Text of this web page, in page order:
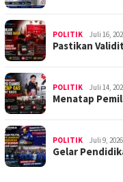
POLITIK Juli 16,
Pastikan
POLITIK Juli 14,
Menatap
POLITIK Juli 9, 2026
Gelar